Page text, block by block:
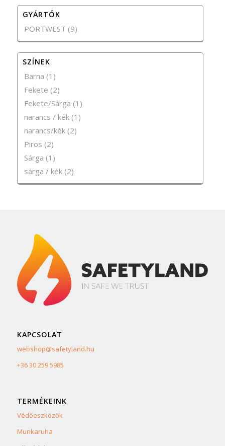
GYÁRTÓK
PORTWEST (9)
SZÍNEK
Barna (1)
Fekete (2)
Fekete/Sárga (1)
narancs / kék (1)
narancs/kék (2)
Piros (2)
Sárga (1)
sárga / kék (2)
KAPCSOLAT
webshop@safetyland.hu
+36 30 259 5985
TERMÉKEINK
Védőeszközök
Munkaruha